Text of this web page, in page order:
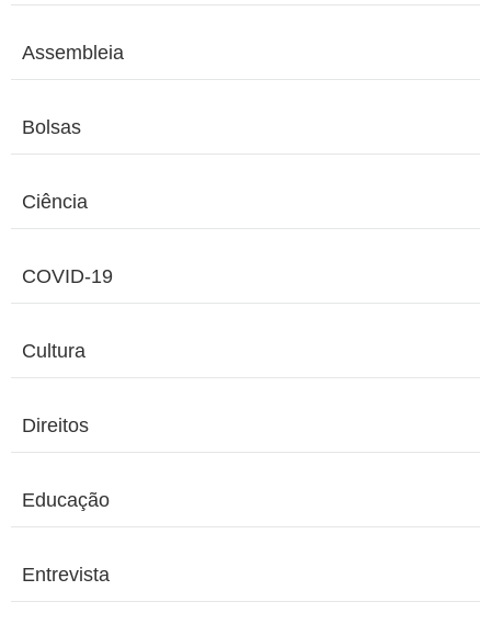
Assembleia
Bolsas
Ciência
COVID-19
Cultura
Direitos
Educação
Entrevista